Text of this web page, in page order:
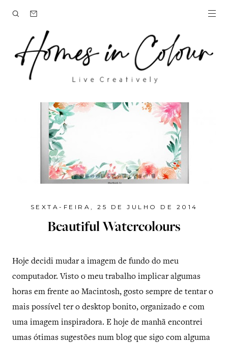
SEXTA-FEIRA, 25 DE JULHO DE 2014
Beautiful Watercolours
Hoje decidi mudar a imagem de fundo do meu
computador. Visto o meu trabalho implicar algumas
horas em frente ao Macintosh, gosto sempre de tentar o
mais possível ter o desktop bonito, organizado e com
uma imagem inspiradora. E hoje de manhã encontrei
umas ótimas sugestões num blog que sigo com alguma